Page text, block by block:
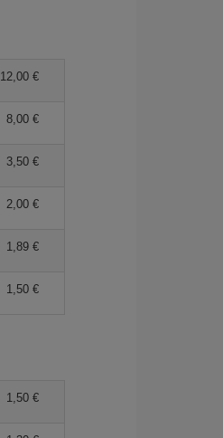
12,00 €
8,00 €
3,50 €
2,00 €
1,89 €
1,50 €
1,50 €